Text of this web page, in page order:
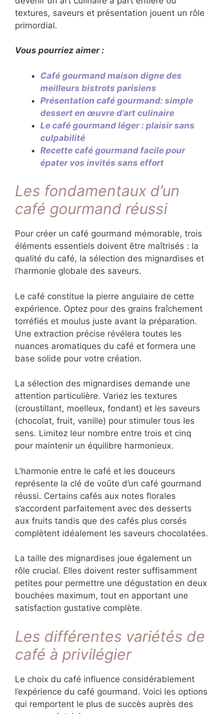
De nos jours, le café gourmand dépasse
largement le cadre de la simple collation pour
textures, saveurs et présentation jouent un
Vous pourriez aimer :
Café gourmand maison digne des
meilleurs bistrots parisiens
Présentation café gourmand: simple
dessert en œuvre d’art culinaire
Le café gourmand léger : plaisir sans
Recette café gourmand facile pour
épater vos invités sans effort
Les fondamentaux d’un
café gourmand réussi
Pour créer un café gourmand mémorable,
trois éléments essentiels doivent être
maîtrisés : la qualité du café, la sélection des
mignardises et l’harmonie globale des
saveurs.
Le café constitue la pierre angulaire de cette
expérience. Optez pour des grains
fraîchement torréfiés et moulus juste avant la
préparation. Une extraction précise révélera
toutes les nuances aromatiques du café et
formera une base solide pour votre création.
La sélection des mignardises demande une
attention particulière. Variez les textures
(croustillant, moelleux, fondant) et les saveurs
(chocolat, fruit, vanille) pour stimuler tous les
sens. Limitez leur nombre entre trois et cinq
pour maintenir un équilibre harmonieux.
L’harmonie entre le café et les douceurs
représente la clé de voûte d’un café
gourmand réussi. Certains cafés aux notes
florales s’accordent parfaitement avec des
desserts aux fruits tandis que des cafés plus
corsés complètent idéalement les saveurs
chocolatées.
rôle crucial. Elles doivent rester suffisamment
petites pour permettre une dégustation en
deux bouchées maximum, tout en apportant
une satisfaction gustative complète.
Les différentes variétés